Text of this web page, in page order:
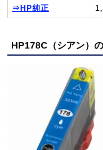
⇒HP純正
HP178C（シアン）